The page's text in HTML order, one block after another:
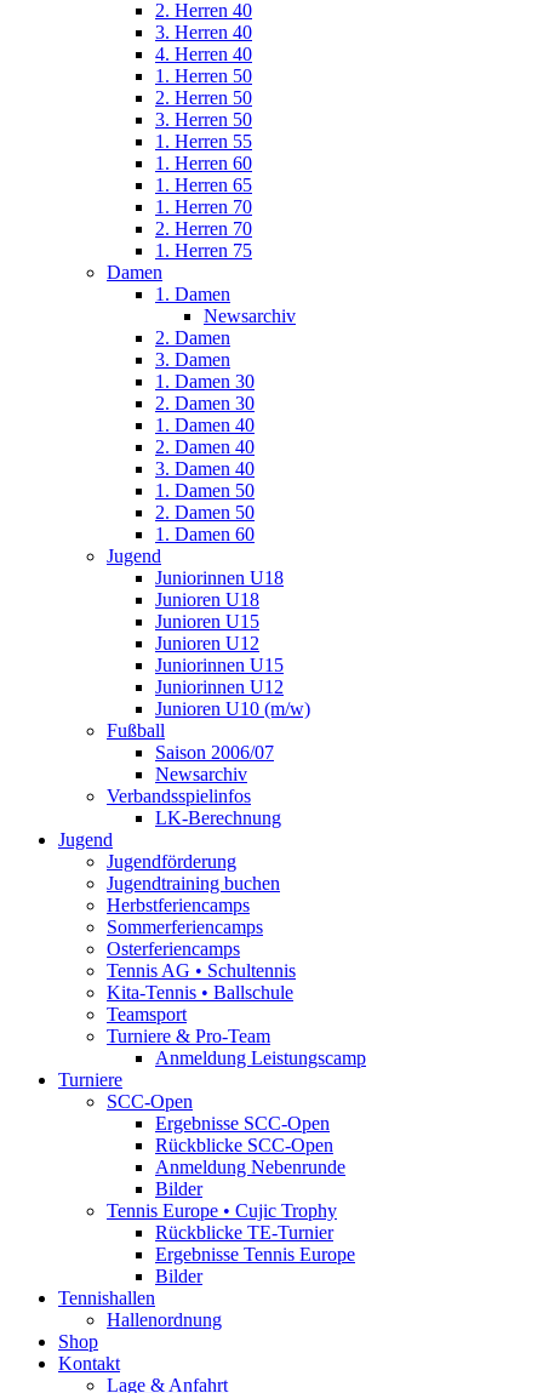
2. Herren 40
3. Herren 40
4. Herren 40
1. Herren 50
2. Herren 50
3. Herren 50
1. Herren 55
1. Herren 60
1. Herren 65
1. Herren 70
2. Herren 70
1. Herren 75
Damen
1. Damen
Newsarchiv
2. Damen
3. Damen
1. Damen 30
2. Damen 30
1. Damen 40
2. Damen 40
3. Damen 40
1. Damen 50
2. Damen 50
1. Damen 60
Jugend
Juniorinnen U18
Junioren U18
Junioren U15
Junioren U12
Juniorinnen U15
Juniorinnen U12
Junioren U10 (m/w)
Fußball
Saison 2006/07
Newsarchiv
Verbandsspielinfos
LK-Berechnung
Jugend
Jugendförderung
Jugendtraining buchen
Herbstferiencamps
Sommerferiencamps
Osterferiencamps
Tennis AG • Schultennis
Kita-Tennis • Ballschule
Teamsport
Turniere & Pro-Team
Anmeldung Leistungscamp
Turniere
SCC-Open
Ergebnisse SCC-Open
Rückblicke SCC-Open
Anmeldung Nebenrunde
Bilder
Tennis Europe • Cujic Trophy
Rückblicke TE-Turnier
Ergebnisse Tennis Europe
Bilder
Tennishallen
Hallenordnung
Shop
Kontakt
Lage & Anfahrt